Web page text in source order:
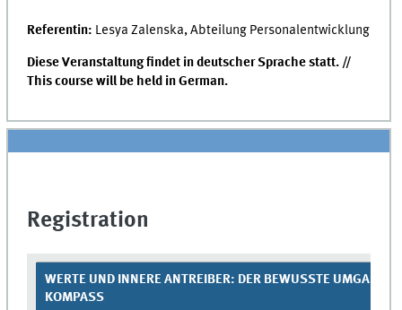
Referentin: Lesya Zalenska, Abteilung Personalentwicklung
Diese Veranstaltung findet in deutscher Sprache statt. //
This course will be held in German.
Registration
WERTE UND INNERE ANTREIBER: DER BEWUSSTE UMGANG
KOMPASS